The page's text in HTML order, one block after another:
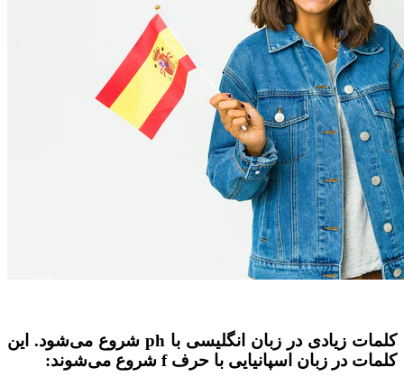
کلمات زیادی در زبان انگلیسی با ph شروع می‌شود. این
کلمات در زبان اسپانیایی با حرف f شروع می‌شوند: